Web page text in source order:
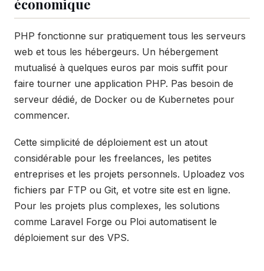
économique
PHP fonctionne sur pratiquement tous les serveurs
web et tous les hébergeurs. Un hébergement
mutualisé à quelques euros par mois suffit pour
faire tourner une application PHP. Pas besoin de
serveur dédié, de Docker ou de Kubernetes pour
commencer.
Cette simplicité de déploiement est un atout
considérable pour les freelances, les petites
entreprises et les projets personnels. Uploadez vos
fichiers par FTP ou Git, et votre site est en ligne.
Pour les projets plus complexes, les solutions
comme Laravel Forge ou Ploi automatisent le
déploiement sur des VPS.